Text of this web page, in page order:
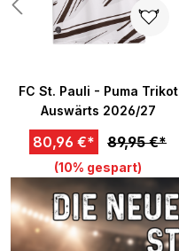
von 5 Sternen
FC St. Pauli - Puma Trikot
Auswärts 2026/27
80,96 €* 89,95 €*
(10% gespart)